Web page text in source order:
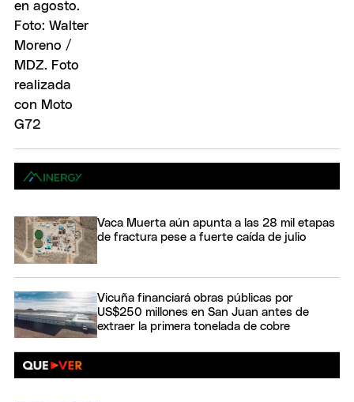
Vaca Muerta aún apunta a las 28 mil etapas
de fractura pese a fuerte caída de julio
Vicuña financiará obras públicas por
US$250 millones en San Juan antes de
extraer la primera tonelada de cobre